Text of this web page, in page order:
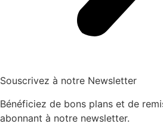
Souscrivez à notre Newsletter
Bénéficiez de bons plans et de
abonnant à notre newsletter.